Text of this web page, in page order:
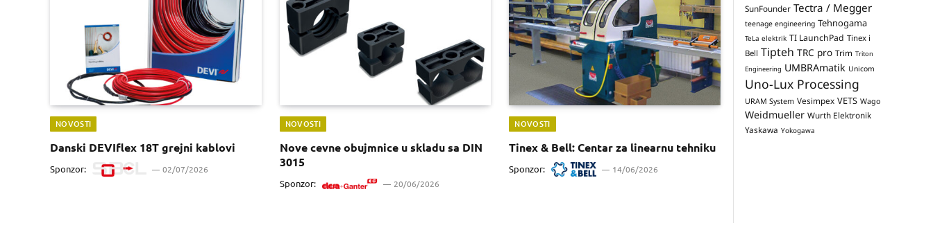
NOVOSTI
Danski DEVIflex 18T grejni kablovi
Sponzor: 02/07/2026
NOVOSTI
Nove cevne obujmnice u skladu sa DIN
3015
Sponzor: 20/06/2026
NOVOSTI
Tinex & Bell: Centar za linearnu tehniku
Sponzor: 14/06/2026
SunFounder Tectra / Megger
teenage engineering Tehnogama
TeLa elektrik TI LaunchPad Tinex i
Bell Tipteh TRC pro Trim Triton
Engineering UMBRAmatik Unicom
Uno-Lux Processing
URAM System Vesimpex VETS Wago
Weidmueller Wurth Elektronik
Yaskawa Yokogawa